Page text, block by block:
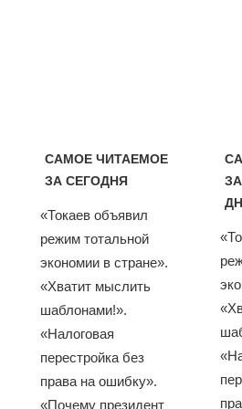
САМОЕ ЧИТАЕМОЕ
ЗА СЕГОДНЯ
«Токаев объявил
режим тотальной
экономии в стране».
«Хватит мыслить
шаблонами!».
«Налоговая
перестройка без
права на ошибку».
«Почему президент